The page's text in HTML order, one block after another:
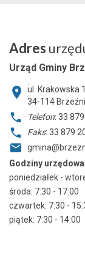
Adres
Urząd Gminy
ul. Krakowska
34-114
Telefon: 33
Faks: 33 879
Godziny
poniedziałek -
środa: 7:30 - 17:00
czwartek: 7:30 -
piątek: 7:30 - 14:00